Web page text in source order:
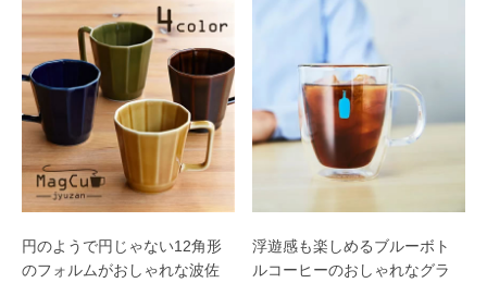
円のようで円じゃない12角形
のフォルムがおしゃれな波佐
浮遊感も楽しめるブルーボト
ルコーヒーのおしゃれなグラ